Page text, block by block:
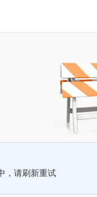
，请刷新重试